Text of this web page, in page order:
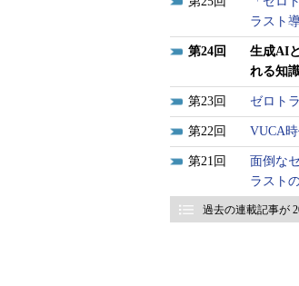
ラスト
24
生成AI
れる知
23 ゼロト
22 VUCA
21
面倒な
ラスト
過去の連載記事が